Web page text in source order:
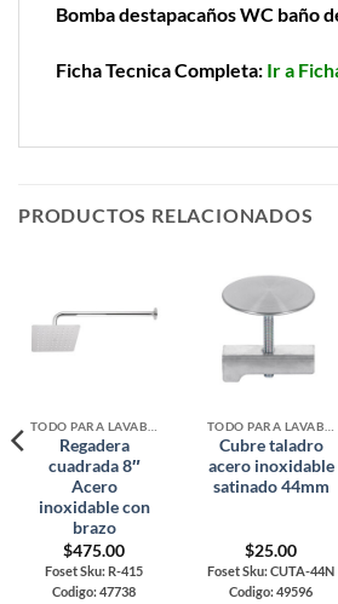
Bomba destapacaños WC baño
Ficha Tecnica Completa: Ir a
PRODUCTOS RELACIONADOS
Regadera
cuadrada 8″
Acero
inoxidable con
brazo
$475.00
Foset Sku: R-415
Codigo: 47738
Cubre taladro
acero inoxidable
satinado 44mm
$25.00
Foset Sku: CUTA-44N
Codigo: 49596